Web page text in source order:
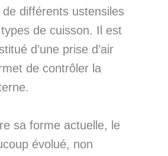
différents ustensiles
de cuisson. Il est
d’une prise d’air
de contrôler la
sa forme actuelle, le
évolué, non